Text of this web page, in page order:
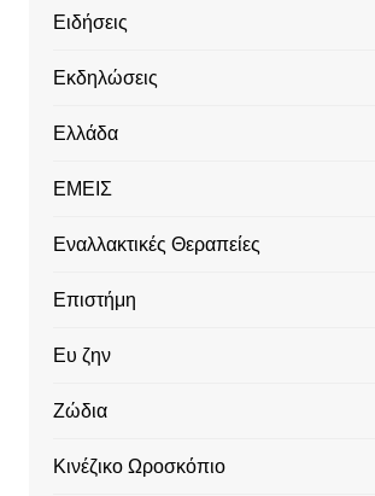
Ειδήσεις
Εκδηλώσεις
Ελλάδα
ΕΜΕΙΣ
Εναλλακτικές Θεραπείες
Επιστήμη
Ευ ζην
Ζώδια
Κινέζικο Ωροσκόπιο